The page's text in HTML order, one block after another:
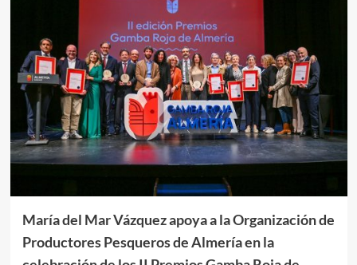
María del Mar Vázquez apoya a la Organización de
Productores Pesqueros de Almería en la